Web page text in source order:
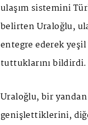
ulaşım sistemini
belirten Uraloğlu,
entegre ederek
tuttuklarını bildirdi.
Uraloğlu, bir yandan
genişlettiklerini,